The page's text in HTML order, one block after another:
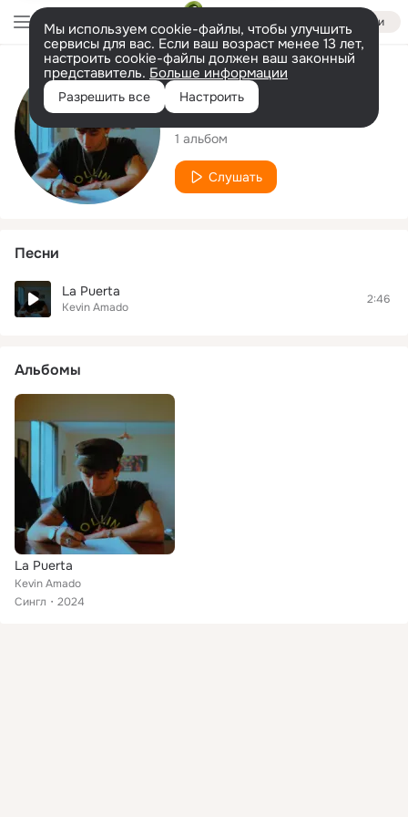
Войти
Мы используем cookie-файлы, чтобы улучшить
сервисы для вас. Если ваш возраст менее 13 лет,
настроить cookie-файлы должен ваш законный
представитель. Больше информации
Разрешить все Настроить
Исполнитель
Kevin Amado
1 альбом
Слушать
Песни
La Puerta
Kevin Amado
2:46
Альбомы
La Puerta
Kevin Amado
Сингл
2024